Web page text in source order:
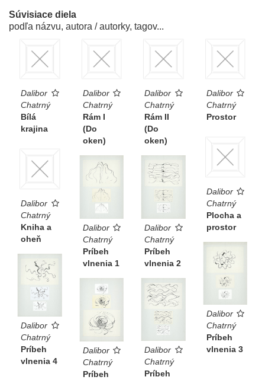
Súvisiace diela
podľa názvu, autora / autorky, tagov...
Dalibor
Chatrný
Bílá
krajina
Dalibor
Chatrný
Rám I
(Do
oken)
Dalibor
Chatrný
Rám II
(Do
oken)
Dalibor
Chatrný
Prostor
Dalibor
Chatrný
Plocha a
prostor
Dalibor
Chatrný
Kniha a
oheň
Dalibor
Chatrný
Príbeh
vlnenia 1
Dalibor
Chatrný
Príbeh
vlnenia 2
Dalibor
Chatrný
Príbeh
vlnenia 3
Dalibor
Chatrný
Príbeh
vlnenia 4
Dalibor
Chatrný
Príbeh
Dalibor
Chatrný
Príbeh